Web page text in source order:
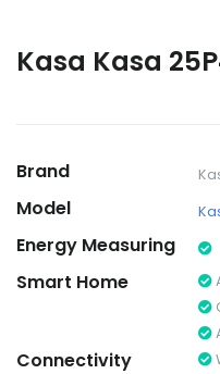
Kasa Kasa
Brand
Model
Energy Measuring
Smart Home
Connectivity